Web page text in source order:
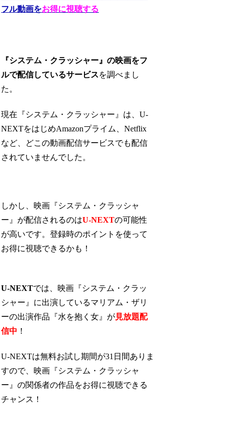
フル動画をお得に視聴する
『システム・クラッシャー』の映画をフ
ルで配信しているサービスを調べまし
た。
現在『システム・クラッシャー』は、U-
NEXTをはじめAmazonプライム、Netflix
など、どこの動画配信サービスでも配信
されていませんでした。
しかし、映画『システム・クラッシャ
ー』が配信されるのはU-NEXTの可能性
が高いです。登録時のポイントを使って
お得に視聴できるかも！
U-NEXTでは、映画『システム・クラッ
シャー』に出演しているマリアム・ザリ
ーの出演作品『水を抱く女』が見放題配
信中 ！
U-NEXTは無料お試し期間が31日間ありま
すので、映画『システム・クラッシャ
ー』の関係者の作品をお得に視聴できる
チャンス！